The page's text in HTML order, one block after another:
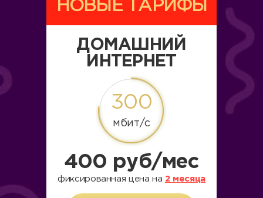
НОВЫЕ ТАРИФЫ
ДОМАШНИЙ
ИНТЕРНЕТ
300
мбит/c
400 руб/мес
фиксированная цена на 2 месяца